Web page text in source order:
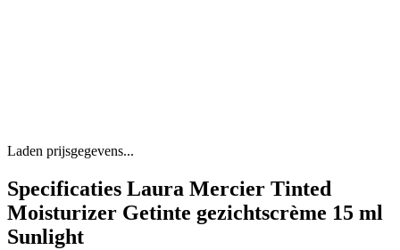
Laden prijsgegevens...
Specificaties Laura Mercier Tinted
Moisturizer Getinte gezichtscrème 15 ml
Sunlight